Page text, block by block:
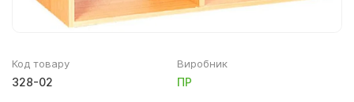
Одяг для патріотичних гуртків
Код товару
328-02
Виробник
ПР